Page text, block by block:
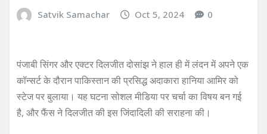
Satvik Samachar Oct 5, 2024 0
पंजाबी सिंगर और एक्टर दिलजीत दोसांझ ने हाल ही में लंदन में अपने एक
कॉन्सर्ट के दौरान पाकिस्तान की प्रसिद्ध अदाकारा हानिया आमिर को
स्टेज पर बुलाया। यह घटना सोशल मीडिया पर चर्चा का विषय बन गई
है, और फैंस ने दिलजीत की इस जिंदादिली की सराहना की।